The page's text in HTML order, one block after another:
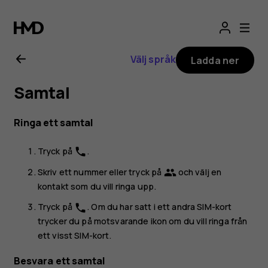
för
Nokia
6.2
Välj språk Ladda ner
Samtal
Ringa ett samtal
Tryck på phone .
Skriv ett nummer eller tryck på groupoch välj en
kontakt som du vill ringa upp.
Tryck på phone. Om du har satt i ett andra SIM-kort
trycker du på motsvarande ikon om du vill ringa från
ett visst SIM-kort.
Besvara ett samtal